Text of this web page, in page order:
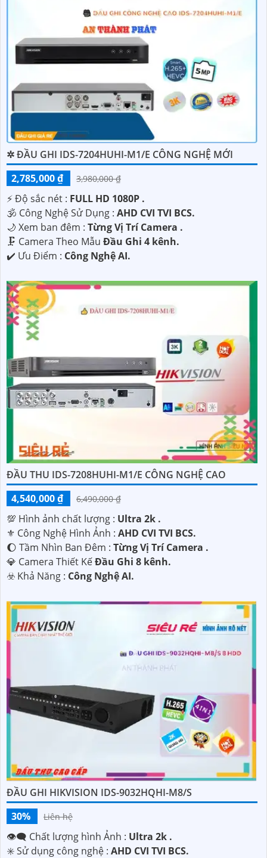
✲ ĐẦU GHI IDS-7204HUHI-M1/E CÔNG NGHỆ MỚI
2,785,000 ₫
3,980,000 ₫
️⚡ Độ sắc nét : FULL HD 1080P .
🕉️ Công Nghệ Sử Dụng : AHD CVI TVI BCS.
🌙 Xem ban đêm : Từng Vị Trí Camera .
🗜️ Camera Theo Mẫu Đầu Ghi 4 kênh.
️✔️ Ưu Điểm : Công Nghệ AI.
ĐẦU THU IDS-7208HUHI-M1/E CÔNG NGHỆ CAO
4,540,000 ₫
6,490,000 ₫
💯 Hình ảnh chất lượng : Ultra 2k .
⚜️ Công Nghệ Hình Ảnh : AHD CVI TVI BCS.
🌔 Tầm Nhìn Ban Đêm : Từng Vị Trí Camera .
💎 Camera Thiết KếĐầu Ghi 8 kênh.
️☣️ Khả Năng : Công Nghệ AI.
ĐẦU GHI HIKVISION IDS-9032HQHI-M8/S
30%
Liên hệ
👁️‍🗨 Chất lượng hình Ảnh : Ultra 2k .
✳️ Sử dụng công nghệ : AHD CVI TVI BCS.